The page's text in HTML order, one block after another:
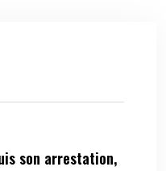
son arrestation,